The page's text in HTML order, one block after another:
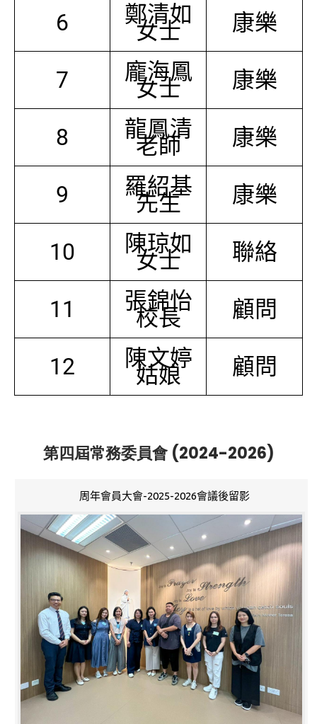
6 鄭清如
女士 康樂
7 龐海鳳
女士 康樂
8 龍鳳清
老師 康樂
9 羅紹基
先生 康樂
10 陳琼如
女士 聯絡
11 張錦怡
校長 顧問
12 陳文婷
姑娘 顧問
第四屆常務委員會 (2024-2026)
周年會員大會-2025-2026會議後留影